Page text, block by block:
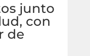
junto
con
de